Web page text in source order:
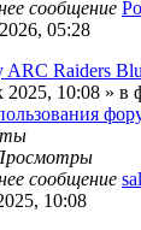
сообщение
05:28
ARC Raiders
2025, 10:08 » в
сообщение
10:08